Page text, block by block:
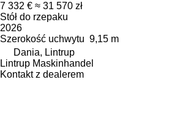
7 332 € ≈ 31 570 zł
Stół do rzepaku
2026
Szerokość uchwytu 9,15 m
Dania, Lintrup
Lintrup Maskinhandel
Kontakt z dealerem